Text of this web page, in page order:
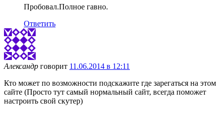
Пробовал.Полное гавно.
Ответить
Александр говорит 11.06.2014 в 12:11
Кто может по возможности подскажите где зарегаться на этом
сайте (Просто тут самый нормальный сайт, всегда поможет
настроить свой скутер)